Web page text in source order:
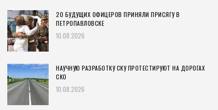
20 БУДУЩИХ ОФИЦЕРОВ ПРИНЯЛИ ПРИСЯГУ В
ПЕТРОПАВЛОВСКЕ
10.08.2026
НАУЧНУЮ РАЗРАБОТКУ СКУ ПРОТЕСТИРУЮТ НА ДОРОГАХ
СКО
10.08.2026